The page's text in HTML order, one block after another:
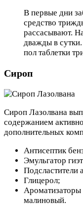
В первые дни
средство
рассасывают.
дважды в
пол таблетки
Сироп
Сироп Лазолвана
содержанием
дополнительных
Антисептик
Эмульгатор
Подсластители
Глицерол;
малиновый.